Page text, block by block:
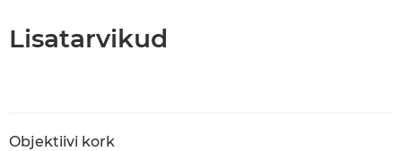
Lisatarvikud
Objektiivi kork